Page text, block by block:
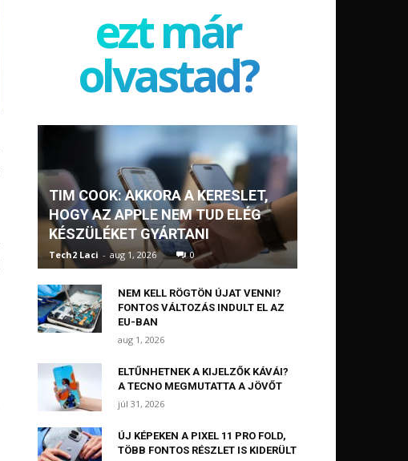
ezt már
olvastad?
TIM COOK: AKKORA A KERESLET,
HOGY AZ APPLE NEM TUD ELÉG
KÉSZÜLÉKET GYÁRTANI
Tech2 Laci - aug 1, 2026 0
NEM KELL RÖGTÖN ÚJAT VENNI?
FONTOS VÁLTOZÁS INDULT EL AZ
EU-BAN
aug 1, 2026
ELTŰNHETNEK A KIJELZŐK KÁVÁI?
A TECNO MEGMUTATTA A JÖVŐT
júl 31, 2026
ÚJ KÉPEKEN A PIXEL 11 PRO FOLD,
TÖBB FONTOS RÉSZLET IS KIDERÜLT